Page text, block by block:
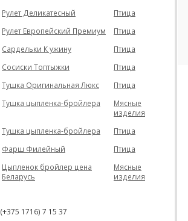
Рулет Деликатесный
Птица
Рулет Европейский Премиум
Птица
Сардельки К ужину
Птица
Сосиски Топтыжки
Птица
Тушка Оригинальная Люкс
Птица
Тушка цыпленка-бройлера
Мясные
изделия
Тушка цыпленка-бройлера
Птица
Фарш Филейный
Птица
Цыпленок бройлер цена
Беларусь
Мясные
изделия
(+375 1716) 7 15 37